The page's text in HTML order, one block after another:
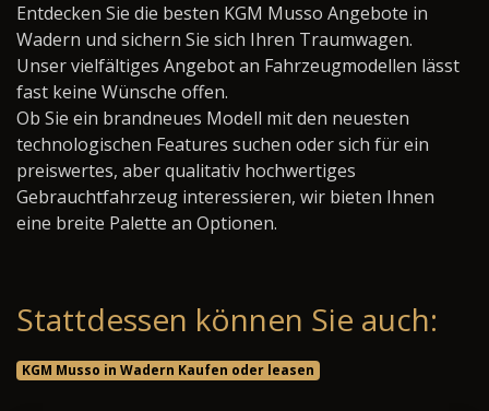
Entdecken Sie die besten KGM Musso Angebote in
Wadern und sichern Sie sich Ihren Traumwagen.
Unser vielfältiges Angebot an Fahrzeugmodellen lässt
fast keine Wünsche offen.
Ob Sie ein brandneues Modell mit den neuesten
technologischen Features suchen oder sich für ein
preiswertes, aber qualitativ hochwertiges
Gebrauchtfahrzeug interessieren, wir bieten Ihnen
eine breite Palette an Optionen.
Stattdessen können Sie auch:
KGM Musso in Wadern Kaufen oder leasen